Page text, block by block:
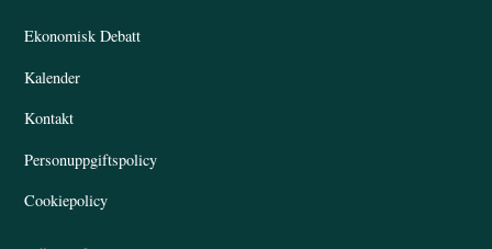
Ekonomisk Debatt
Kalender
Kontakt
Personuppgiftspolicy
Cookiepolicy